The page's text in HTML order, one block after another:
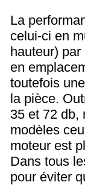
La
celui-ci en
hauteur)
en
toutefois
la pièce.
35 et 72 db,
modèles
moteur est
Dans tous
pour éviter